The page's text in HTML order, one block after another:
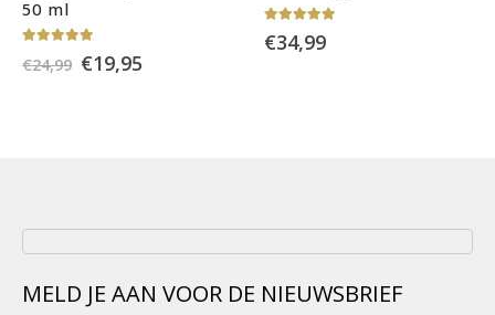
Oorspronkelijke
prijs
19,95Huidige
MELD JE AAN VOOR DE NIEUWSBRIEF